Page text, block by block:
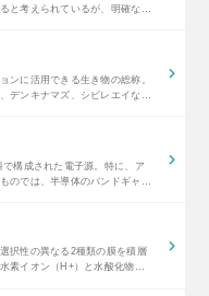
と考えられているが、明確な実
ンに活用できる生き物の総称。
デンキナマズ、シビレエイなど
構成された電子源。特に、ア
のでは、半導体のバンドギャッ
択性の異なる2種類の膜を積層
素イオン（H+）と水酸化物イ